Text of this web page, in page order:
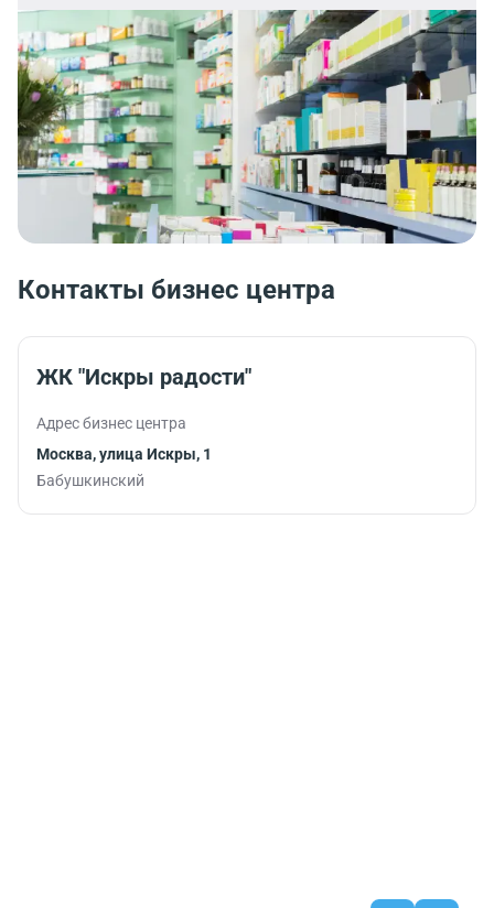
Контакты бизнес центра
ЖК "Искры радости"
Адрес бизнес центра
Москва, улица Искры, 1
Бабушкинский